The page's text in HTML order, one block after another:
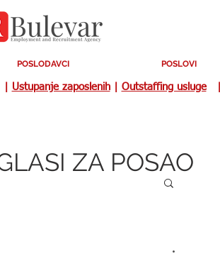
POSLODAVCI POSLOVI
Ustupanje zaposlenih| Outstaffing usluge|
ZA POSAO